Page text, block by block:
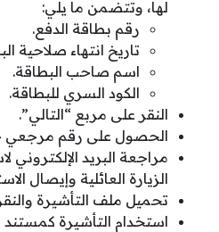
لها، وتتضمن ما يلي:
رقم بطاقة الدفع.
تاريخ انتهاء صلاحية
اسم صاحب البطاقة.
الكود السري للبطاقة.
النقر على مربع “التالي”.
الحصول على رقم مرجعي
مراجعة البريد الإلكتروني
الزيارة العائلية وإيصال
تحميل ملف التأشيرة
استخدام التأشيرة